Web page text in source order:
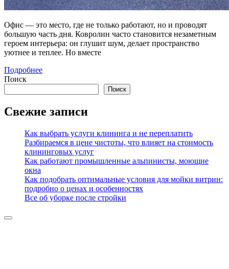
Офис — это место, где не только работают, но и проводят
большую часть дня. Ковролин часто становится незаметным
героем интерьера: он глушит шум, делает пространство
уютнее и теплее. Но вместе
Подробнее
Поиск
Поиск
Свежие записи
Как выбрать услуги клининга и не переплатить
Разбираемся в цене чистоты, что влияет на стоимость
клининговых услуг
Как работают промышленные альпинисты, моющие
окна
Как подобрать оптимальные условия для мойки витрин:
подробно о ценах и особенностях
Все об уборке после стройки